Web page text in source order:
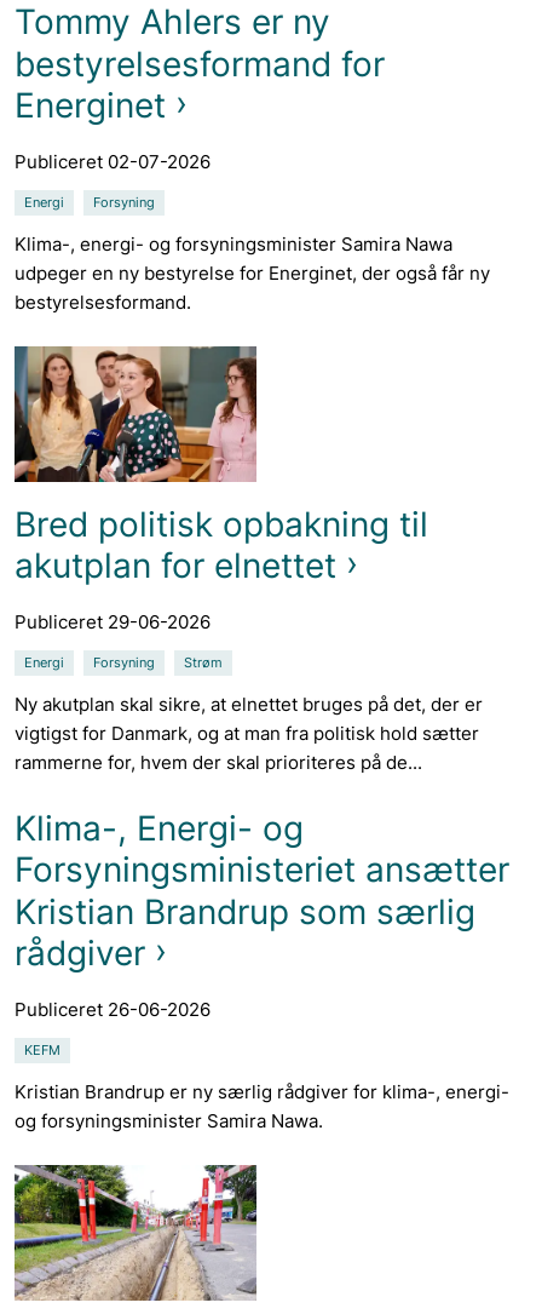
Tommy Ahlers er ny
bestyrelsesformand for
Energinet
Publiceret 02-07-2026
Energi Forsyning
Klima-, energi- og forsyningsminister Samira Nawa
udpeger en ny bestyrelse for Energinet, der også får ny
bestyrelsesformand.
Bred politisk opbakning til
akutplan for elnettet
Publiceret 29-06-2026
Energi Forsyning Strøm
Ny akutplan skal sikre, at elnettet bruges på det, der er
vigtigst for Danmark, og at man fra politisk hold sætter
rammerne for, hvem der skal prioriteres på de...
Klima-, Energi- og
Forsyningsministeriet ansætter
Kristian Brandrup som særlig
rådgiver
Publiceret 26-06-2026
KEFM
Kristian Brandrup er ny særlig rådgiver for klima-, energi-
og forsyningsminister Samira Nawa.